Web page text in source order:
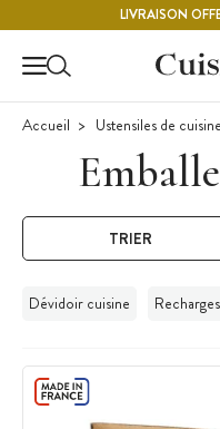
LIVRAISON
Accueil Ustensiles de cuisine
TRIER
Dévidoir cuisine